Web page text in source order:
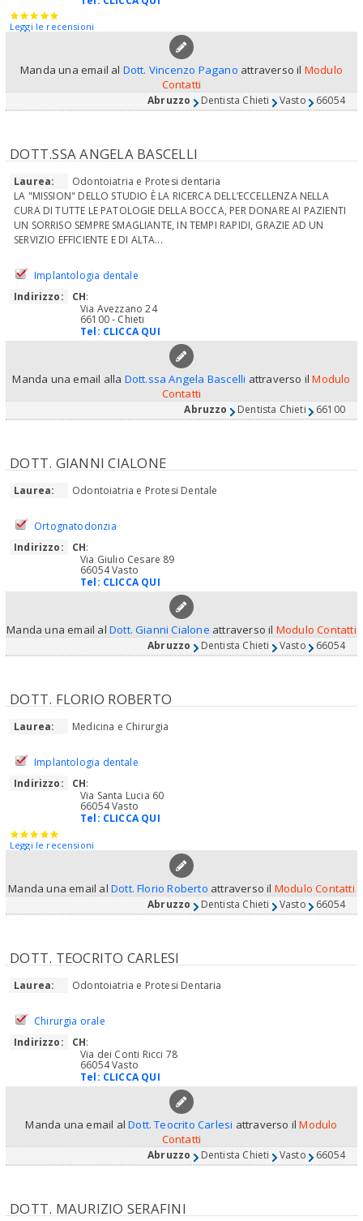
Leggi le recensioni
Manda una email al Dott. Vincenzo Pagano attraverso il Modulo
Contatti
Abruzzo Dentista Chieti Vasto 66054
DOTT.SSA ANGELA BASCELLI
Laurea:
Odontoiatria e Protesi dentaria
LA "MISSION" DELLO STUDIO È LA RICERCA DELL’ECCELLENZA NELLA
CURA DI TUTTE LE PATOLOGIE DELLA BOCCA, PER DONARE AI PAZIENTI
UN SORRISO SEMPRE SMAGLIANTE, IN TEMPI RAPIDI, GRAZIE AD UN
SERVIZIO EFFICIENTE E DI ALTA...
Implantologia dentale
Indirizzo:
CH:
Via Avezzano 24
66100 - Chieti
Tel: CLICCA QUI
Manda una email alla Dott.ssa Angela Bascelli attraverso ilModulo
Contatti
Abruzzo Dentista Chieti 66100
DOTT. GIANNI CIALONE
Laurea: Odontoiatria e Protesi Dentale
Ortognatodonzia
Indirizzo:
CH:
Via Giulio Cesare 89
66054 Vasto
Tel: CLICCA QUI
Manda una email al Dott. Gianni Cialone attraverso il Modulo Contatti
Abruzzo Dentista Chieti Vasto 66054
DOTT. FLORIO ROBERTO
Laurea: Medicina e Chirurgia
Implantologia dentale
Indirizzo:
CH:
Via Santa Lucia 60
66054 Vasto
Tel: CLICCA QUI
Leggi le recensioni
Manda una email al Dott. Florio Roberto attraverso il Modulo Contatti
Abruzzo Dentista Chieti Vasto 66054
DOTT. TEOCRITO CARLESI
Laurea: Odontoiatria e Protesi Dentaria
Chirurgia orale
Indirizzo:
CH:
Via dei Conti Ricci 78
66054 Vasto
Tel: CLICCA QUI
Manda una email alDott. Teocrito Carlesi attraverso ilModulo
Contatti
Abruzzo Dentista Chieti Vasto 66054
DOTT. MAURIZIO SERAFINI